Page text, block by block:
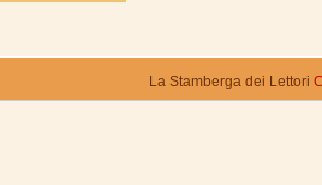
La Stamberga dei Lettori